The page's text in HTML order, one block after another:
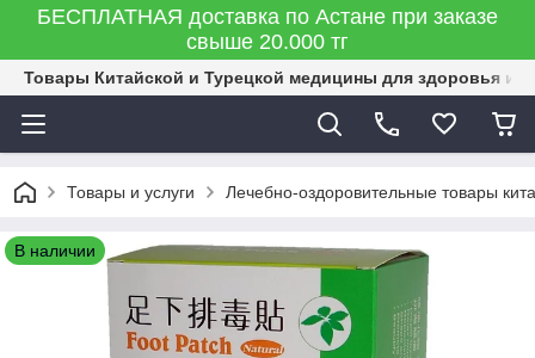
БЕСПЛАТНАЯ доставка по Астане при заказе
свыше 20.000 тг
Товары Китайской и Турецкой медицины для здоровья и
Товары и услуги Лечебно-оздоровительные товары
В наличии